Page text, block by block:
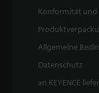
Konformität
Allgemeine
Datenschutz
an KEYENCE